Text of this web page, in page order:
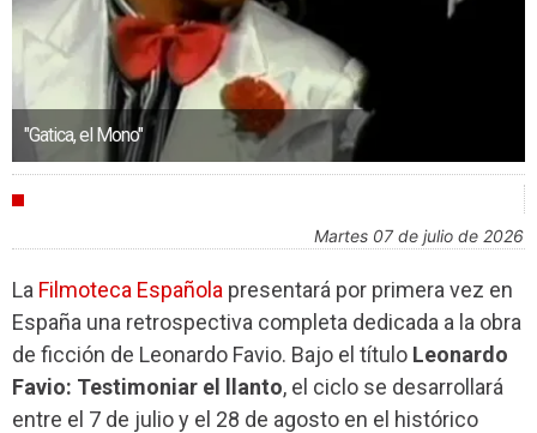
"Gatica, el Mono"
martes 07 de julio de 2026
La Filmoteca Española presentará por primera vez en
España una retrospectiva completa dedicada a la obra
de ficción de Leonardo Favio. Bajo el título Leonardo
Favio: Testimoniar el llanto, el ciclo se desarrollará
entre el 7 de julio y el 28 de agosto en el histórico